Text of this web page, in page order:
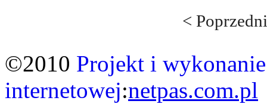
<
©2010 Projekt i
internetowej:netpas.com.pl